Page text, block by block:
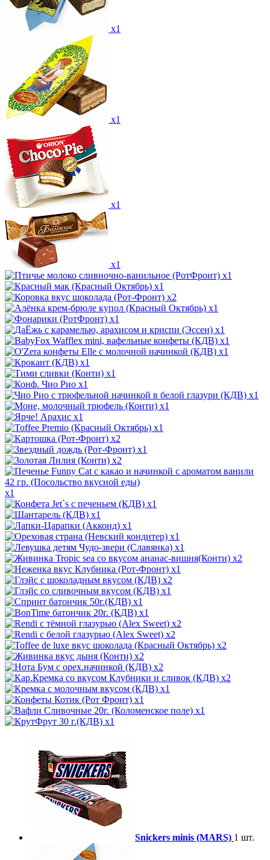
x1
x1
x1
x1
x1
x1
x2
x1
x1
x1
x1
x1
x1
x1
x1
x1
x1
x1
x1
x2
x1
x2
x1
x1
x1
x1
x1
x1
x2
x1
x2
x1
x1
x1
x2
x2
x2
x2
x2
x2
x1
x1
x1
x1
Snickers minis (MARS) 1 шт.